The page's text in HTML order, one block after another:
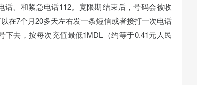
、和紧急电话112。宽限期结束后，号码会被收
在7个月20多天左右发一条短信或者接打一次电话
去，按每次充值最低1MDL（约等于0.41元人民